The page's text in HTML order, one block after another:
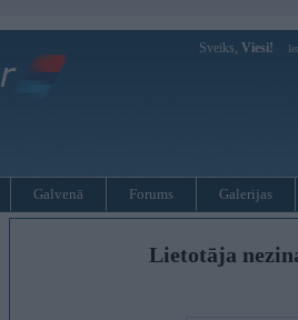
Sveiks, Viesi!
Galvenā Forums Galerijas
Lietotāja